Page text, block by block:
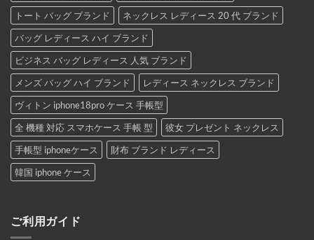
トート バッグ ブランド
ネックレス レディース 20 代 ブランド
バッグ レディース ハイ ブランド
ビジネス バッグ レディース 人気 ブランド
メンズ バッグ ハイ ブランド
レディース ネックレス ブランド
ヴィトン iphone18pro ケース 手帳型
全 機種 対応 スマホケース 手帳 型
彼女 プレゼント ネックレス
手帳型 iphoneケース
財布 ブランド レディース
韓国 iphone ケース
ご利用ガイド